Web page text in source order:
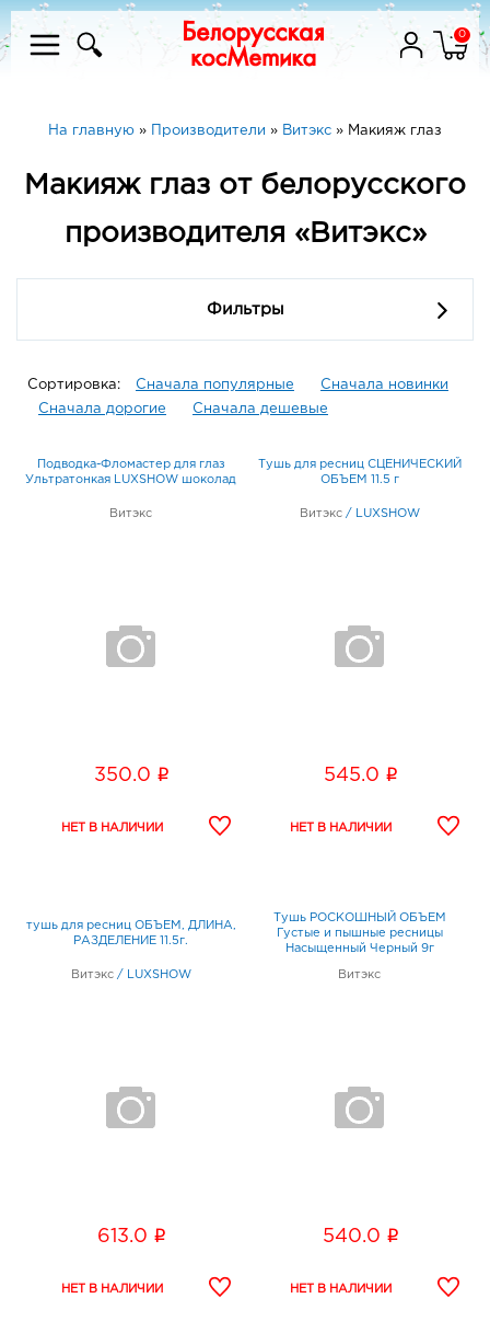
0
На главную » Производители » Витэкс » Макияж глаз
Макияж глаз от белорусского
производителя «Витэкс»
Фильтры
Сортировка: Сначала популярные
Сначала новинки
Сначала дорогие
Сначала дешевые
Подводка-Фломастер для глаз
Ультратонкая LUXSHOW шоколад
Витэкс
350.0 i
Тушь для ресниц СЦЕНИЧЕСКИЙ
ОБЪЕМ 11.5 г
Витэкс / LUXSHOW
545.0 i
тушь для ресниц ОБЪЕМ, ДЛИНА,
РАЗДЕЛЕНИЕ 11.5г.
Витэкс / LUXSHOW
613.0 i
Тушь РОСКОШНЫЙ ОБЪЕМ
Густые и пышные ресницы
Насыщенный Черный 9г
Витэкс
540.0 i